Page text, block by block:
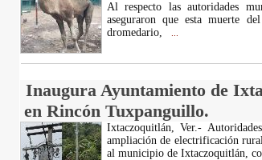
Al respecto las autoridades
aseguraron que esta muerte
dromedario,
Inaugura Ayuntamiento de
en Rincón Tuxpanguillo.
Ixtaczoquitlán, Ver.-
ampliación de electrificación
al municipio de Ixtaczoquitlán,